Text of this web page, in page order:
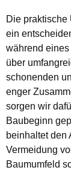
Die praktische
ein
während
über
schonenden
enger
sorgen wir
Baubeginn
beinhaltet den
Vermeidung
Baumumfeld